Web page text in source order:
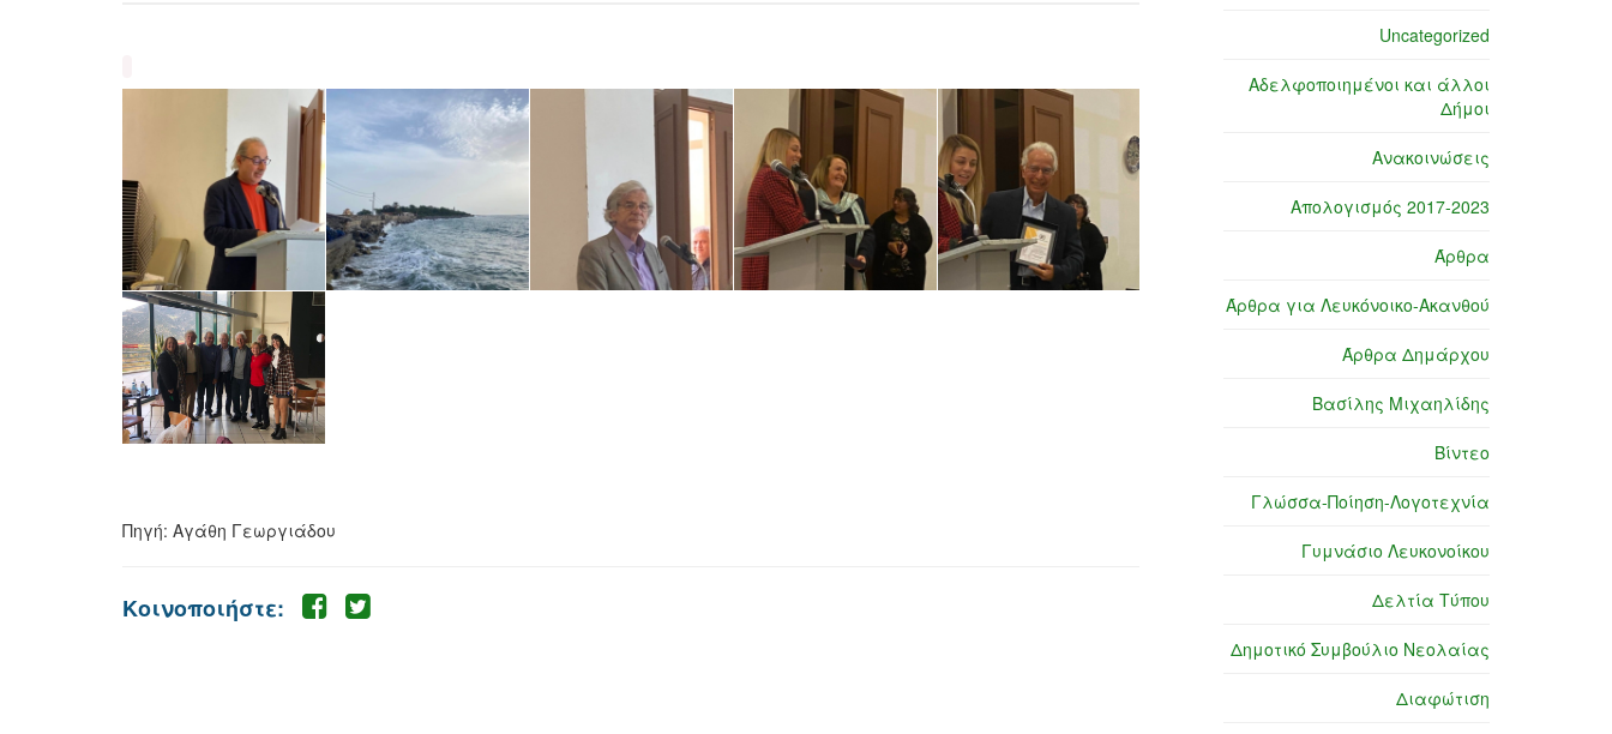
Πηγή: Αγάθη Γεωργιάδου
Κοινοποιήστε:
Uncategorized
Αδελφοποιημένοι και άλλοι
Δήμοι
Ανακοινώσεις
Απολογισμός 2017-2023
Άρθρα
Άρθρα για Λευκόνοικο-Ακανθού
Άρθρα Δημάρχου
Βασίλης Μιχαηλίδης
Βίντεο
Γλώσσα-Ποίηση-Λογοτεχνία
Γυμνάσιο Λευκονοίκου
Δελτία Τύπου
Δημοτικό Συμβούλιο Νεολαίας
Διαφώτιση